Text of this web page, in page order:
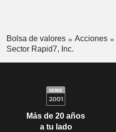
Bolsa de valores Acciones
Sector Rapid7, Inc.
Más de 20 años
a tu lado